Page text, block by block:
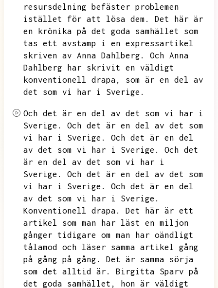
resursdelning befäster problemen
istället för att lösa dem.
Det här är
en krönika på det goda samhället som
tas ett avstamp i en expressartikel
skriven av Anna Dahlberg.
Och Anna
Dahlberg har skrivit en väldigt
konventionell drapa,
som är en del av
det som vi har i Sverige.
Och det är en del av det som vi har i
Sverige.
Och det är en del av det som
vi har i Sverige.
Och det är en del
av det som vi har i Sverige.
Och det
är en del av det som vi har i
Sverige.
Och det är en del av det som
vi har i Sverige.
Och det är en del
av det som vi har i Sverige.
Konventionell drapa.
Det här är ett
artikel som man har läst en miljon
gånger tidigare om man har oändligt
tålamod och läser samma artikel gång
på gång på gång.
Det är samma sörja
som det alltid är.
Birgitta Sparv på
det goda samhället,
hon är väldigt